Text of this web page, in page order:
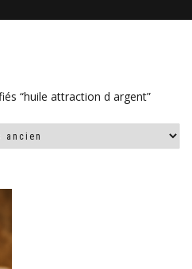
“huile attraction d argent”